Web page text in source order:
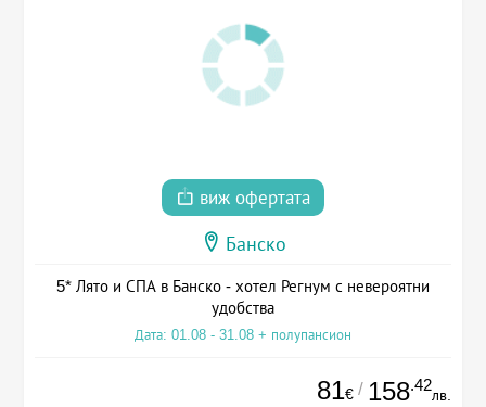
виж офертата
Банско
5* Лято и СПА в Банско - хотел Регнум с невероятни
удобства
Дата: 01.08 - 31.08 + полупансион
81€ / 158.42
лв.